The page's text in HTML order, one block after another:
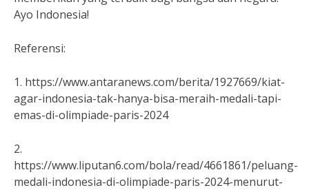
Ayo Indonesia!
Referensi:
1. https://www.antaranews.com/berita/1927669/kiat-
agar-indonesia-tak-hanya-bisa-meraih-medali-tapi-
emas-di-olimpiade-paris-2024
2.
https://www.liputan6.com/bola/read/4661861/peluang-
medali-indonesia-di-olimpiade-paris-2024-menurut-